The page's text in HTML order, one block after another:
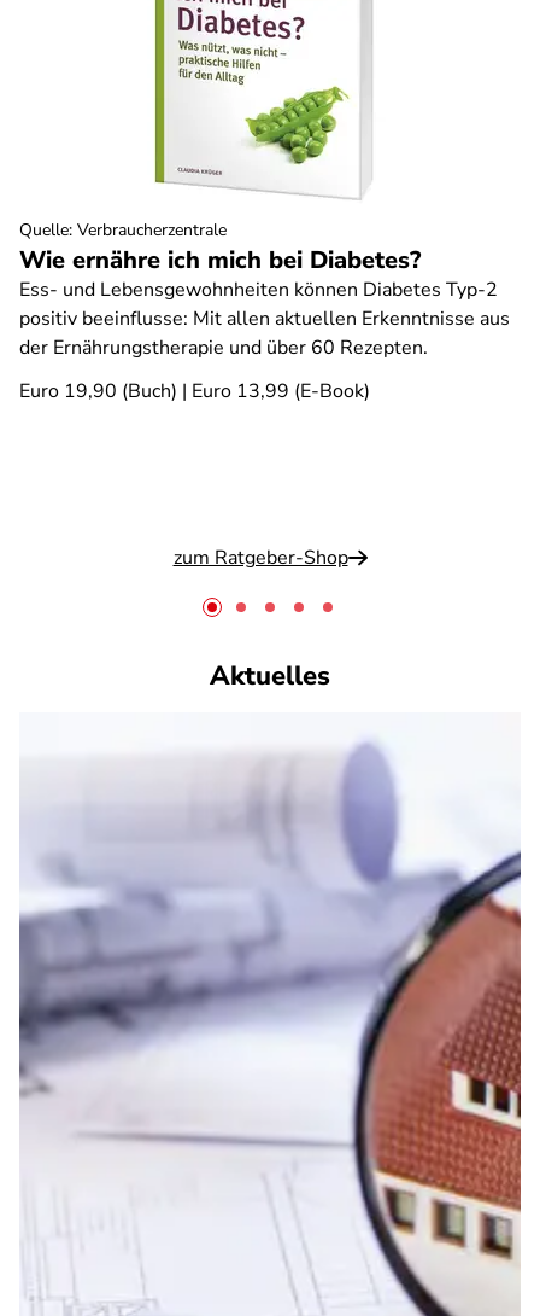
Wie ernähre ich mich bei Diabetes?
Ess- und Lebensgewohnheiten können Diabetes Typ-2
positiv beeinflusse: Mit allen aktuellen Erkenntnisse aus
der Ernährungstherapie und über 60 Rezepten.
Euro 19,90 (Buch) | Euro 13,99 (E-Book)
zum Ratgeber-Shop
Quelle: Verbraucherzentrale
Aktuelles